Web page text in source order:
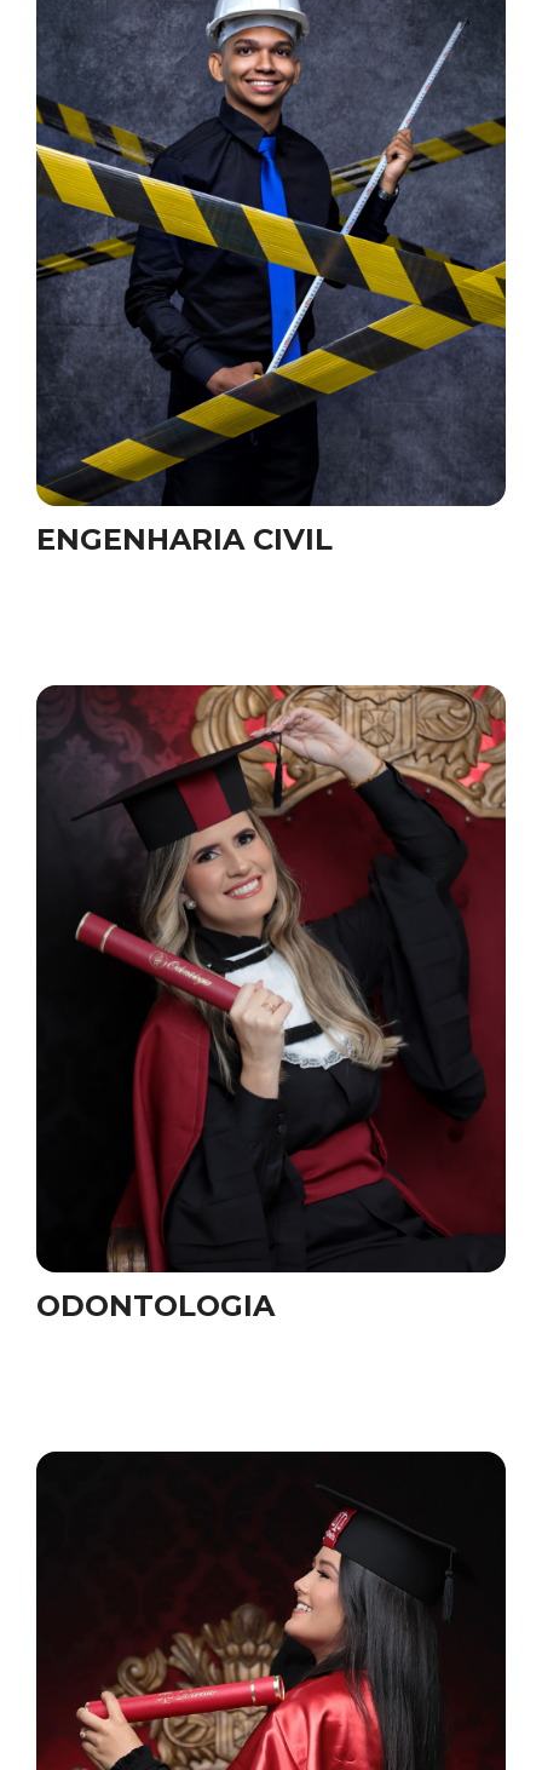
ENGENHARIA CIVIL
ODONTOLOGIA